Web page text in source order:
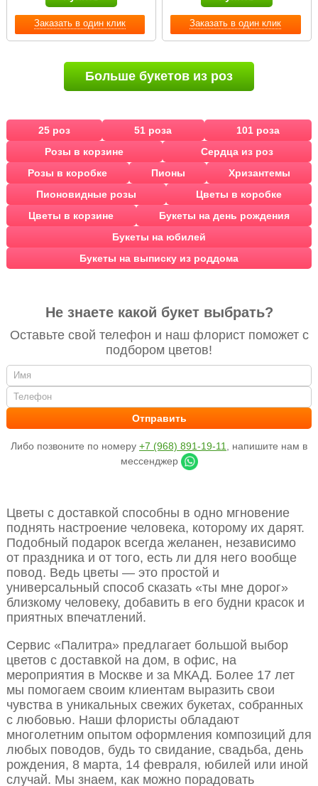
Заказать в один клик Заказать в один клик
Больше букетов из роз
25 роз 51 роза
101 роза
Розы в корзине
Сердца из роз
Розы в коробке
Пионы
Хризантемы
Пионовидные розы
Цветы в коробке
Цветы в корзине
Букеты на день рождения
Букеты на юбилей
Букеты на выписку из роддома
Не знаете какой букет выбрать?
Оставьте свой телефон и наш флорист поможет с
подбором цветов!
Либо позвоните по номеру +7 (968) 891-19-11
, напишите нам в
мессенджер
Цветы с доставкой способны в одно мгновение
поднять настроение человека, которому их дарят.
Подобный подарок всегда желанен, независимо
от праздника и от того, есть ли для него вообще
повод. Ведь цветы — это простой и
универсальный способ сказать «ты мне дорог»
близкому человеку, добавить в его будни красок и
приятных впечатлений.
Сервис «Палитра» предлагает большой выбор
цветов с доставкой на дом, в офис, на
мероприятия в Москве и за МКАД. Более 17 лет
мы помогаем своим клиентам выразить свои
чувства в уникальных свежих букетах, собранных
с любовью. Наши флористы обладают
многолетним опытом оформления композиций для
любых поводов, будь то свидание, свадьба, день
рождения, 8 марта, 14 февраля, юбилей или иной
случай. Мы знаем, как можно порадовать